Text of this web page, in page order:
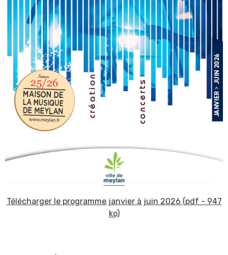
Télécharger le programme janvier à juin 2026 (pdf - 947
ko)